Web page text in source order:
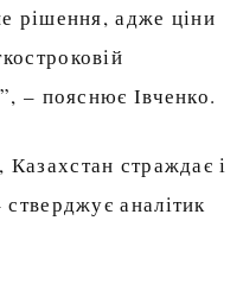
рішення, адже ціни
– пояснює Івченко.
страждає і
аналітик